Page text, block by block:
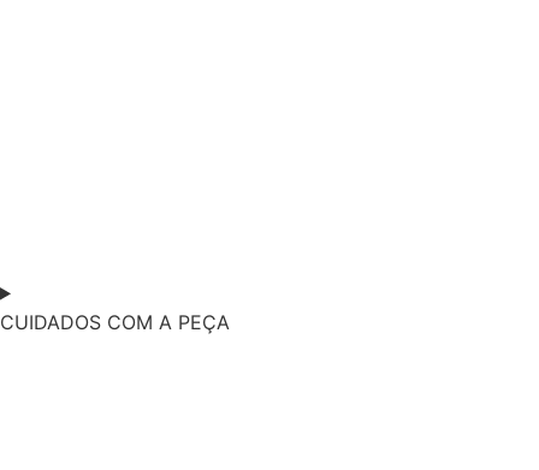
CUIDADOS COM A PEÇA